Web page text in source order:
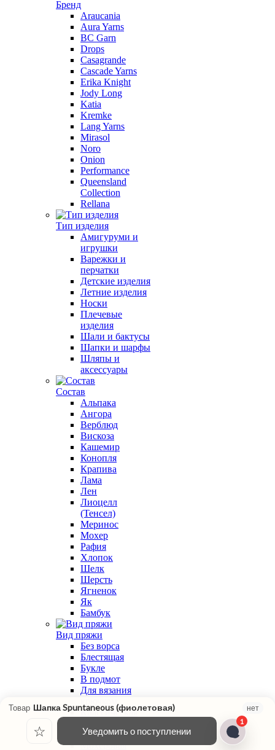
Бренд
Araucania
Aura Yarns
BC Garn
Drops
Casagrande
Cascade Yarns
Erika Knight
Jody Long
Katia
Kremke
Lang Yarns
Mirasol
Noro
Onion
Performance
Queensland
Collection
Rellana
Тип изделия
Амигуруми и
игрушки
Варежки и
перчатки
Детские изделия
Летние изделия
Носки
Плечевые
изделия
Шали и бактусы
Шапки и шарфы
Шляпы и
аксессуары
Состав
Альпака
Ангора
Верблюд
Вискоза
Кашемир
Конопля
Крапива
Лама
Лен
Лиоцелл
(Тенсел)
Меринос
Мохер
Рафия
Хлопок
Шелк
Шерсть
Ягненок
Як
Бамбук
Вид пряжи
Без ворса
Блестящая
Букле
В подмот
Для вязания
Классическая
Меланжевая
Мохеровая
Товар Шапка Spuntaneous (фиолетовая) нет
☆ Уведомить о поступлении
1